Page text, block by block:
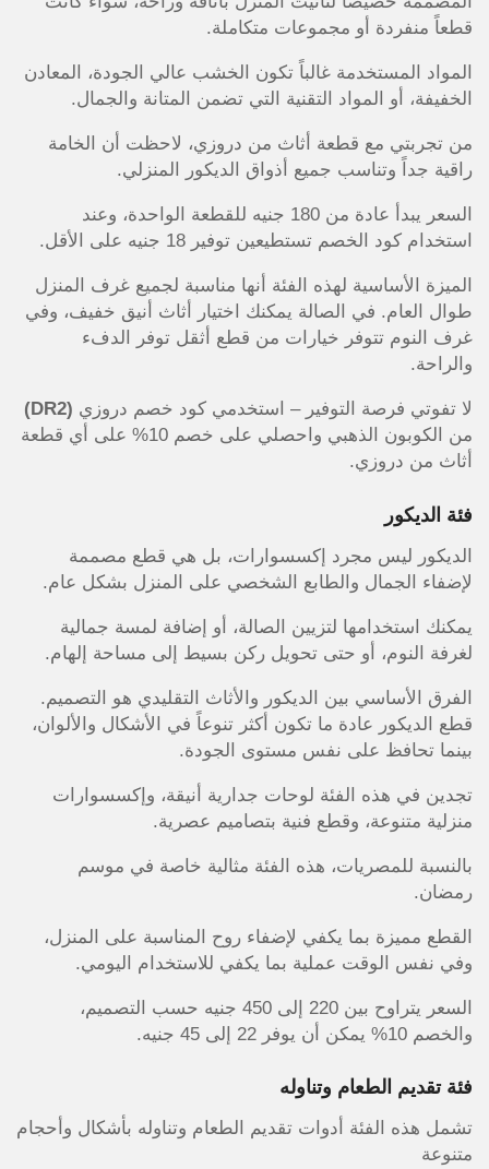
قطعاً منفردة أو مجموعات متكاملة.
المواد المستخدمة غالباً تكون الخشب عالي الجودة، المعادن
الخفيفة، أو المواد التقنية التي تضمن المتانة والجمال.
من تجربتي مع قطعة أثاث من دروزي، لاحظت أن الخامة
راقية جداً وتناسب جميع أذواق الديكور المنزلي.
السعر يبدأ عادة من 180 جنيه للقطعة الواحدة، وعند
استخدام كود الخصم تستطيعين توفير 18 جنيه على الأقل.
الميزة الأساسية لهذه الفئة أنها مناسبة لجميع غرف المنزل
طوال العام. في الصالة يمكنك اختيار أثاث أنيق خفيف، وفي
غرف النوم تتوفر خيارات من قطع أثقل توفر الدفء
والراحة.
لا تفوتي فرصة التوفير – استخدمي كود خصم دروزي (DR2)
من الكوبون الذهبي واحصلي على خصم 10% على أي قطعة
أثاث من دروزي.
فئة الديكور
الديكور ليس مجرد إكسسوارات، بل هي قطع مصممة
لإضفاء الجمال والطابع الشخصي على المنزل بشكل عام.
يمكنك استخدامها لتزيين الصالة، أو إضافة لمسة جمالية
لغرفة النوم، أو حتى تحويل ركن بسيط إلى مساحة إلهام.
الفرق الأساسي بين الديكور والأثاث التقليدي هو التصميم.
قطع الديكور عادة ما تكون أكثر تنوعاً في الأشكال والألوان،
بينما تحافظ على نفس مستوى الجودة.
تجدين في هذه الفئة لوحات جدارية أنيقة، وإكسسوارات
منزلية متنوعة، وقطع فنية بتصاميم عصرية.
بالنسبة للمصريات، هذه الفئة مثالية خاصة في موسم
رمضان.
القطع مميزة بما يكفي لإضفاء روح المناسبة على المنزل،
وفي نفس الوقت عملية بما يكفي للاستخدام اليومي.
السعر يتراوح بين 220 إلى 450 جنيه حسب التصميم،
والخصم 10% يمكن أن يوفر 22 إلى 45 جنيه.
فئة تقديم الطعام وتناوله
تشمل هذه الفئة أدوات تقديم الطعام وتناوله بأشكال وأحجام
متنوعة